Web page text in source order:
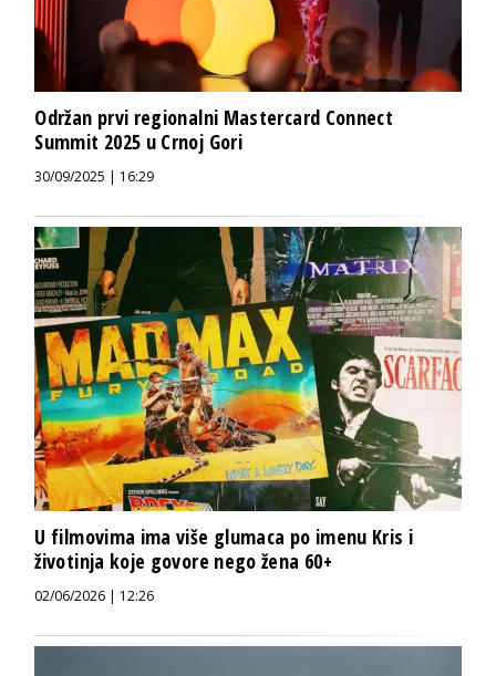
Održan prvi regionalni Mastercard Connect
Summit 2025 u Crnoj Gori
30/09/2025 | 16:29
U filmovima ima više glumaca po imenu Kris i
životinja koje govore nego žena 60+
02/06/2026 | 12:26